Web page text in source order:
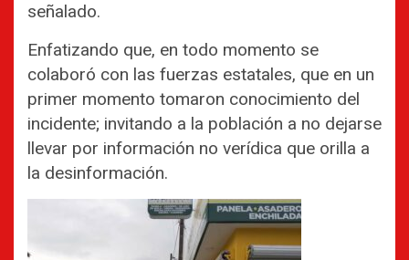
señalado.
Enfatizando que, en todo momento se
colaboró con las fuerzas estatales, que en un
primer momento tomaron conocimiento del
incidente; invitando a la población a no dejarse
llevar por información no verídica que orilla a
la desinformación.